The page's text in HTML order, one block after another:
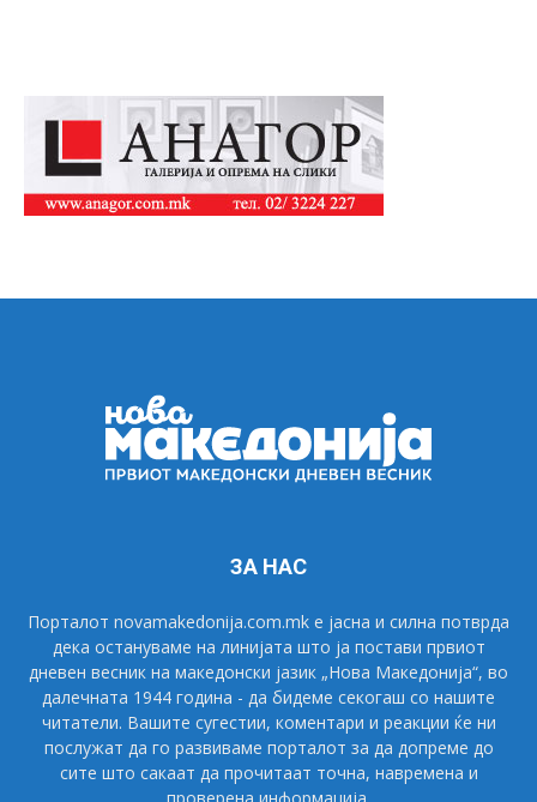
ЗА НАС
Порталот novamakedonija.com.mk е јасна и силна потврда
дека остануваме на линијата што ја постави првиот
дневен весник на македонски јазик „Нова Македонија“, во
далечната 1944 година - да бидеме секогаш со нашите
читатели. Вашите сугестии, коментари и реакции ќе ни
послужат да го развиваме порталот за да допреме до
сите што сакаат да прочитаат точна, навремена и